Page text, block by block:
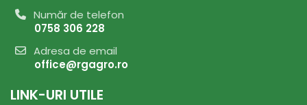
Număr de telefon
0758 306 228
Adresa de email
office@rgagro.ro
LINK-URI UTILE